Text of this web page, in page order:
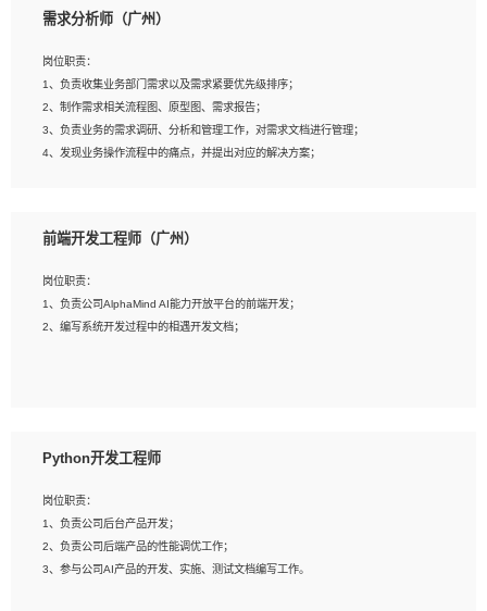
1、全日制本科计算机相关专业毕业，3年以上相关工作经验；
3、熟练使用脚本语言，shell/python任一种，熟练使用Ansible
4、熟悉linux常见服务、中间件的基本原理、部署以及故障处理，如：Mysql、
Apache、Nginx、Zabbix、Kafka等
5、熟悉主流虚拟化技术，如：VMware、KVM
6、具备网络方面的基础知识，熟悉常见的网络协议，如TCP/IP，转发原理，路由优
8、有良好的文档编写能力和沟通能力，有RHCE证书优先
需求分析师（广州）
岗位职责：
1、负责收集业务部门需求以及需求紧要优先级排序；
2、制作需求相关流程图、原型图、需求报告；
3、负责业务的需求调研、分析和管理工作，对需求文档进行管理；
4、发现业务操作流程中的痛点，并提出对应的解决方案；
岗位要求：
2、熟悉产品及需求规划工具，如:Axure、Xmind、MS Project等；
3、具备良好的交流协调能力，有较强的责任感、工作积极主动；
4、有较强的系统需求分析、文档编写能力、沟通能力；
前端开发工程师（广州）
岗位职责：
1、负责公司AlphaMind AI能力开放平台的前端开发；
2、编写系统开发过程中的相遇开发文档；
3、熟悉react/vue/angular任何一种前端框架，熟悉react优先；
5、善于沟通，具有团队意识；
Python开发工程师
岗位职责：
1、负责公司后台产品开发；
2、负责公司后端产品的性能调优工作；
3、参与公司AI产品的开发、实施、测试文档编写工作。